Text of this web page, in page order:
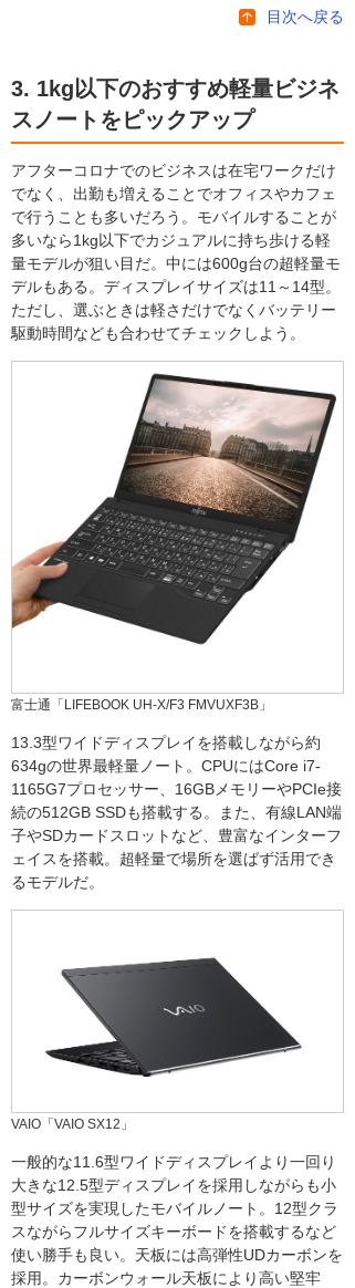
目次へ戻る
3. 1kg以下のおすすめ軽量ビジネ
スノートをピックアップ
アフターコロナでのビジネスは在宅ワークだけ
でなく、出勤も増えることでオフィスやカフェ
で行うことも多いだろう。モバイルすることが
多いなら1kg以下でカジュアルに持ち歩ける軽
量モデルが狙い目だ。中には600g台の超軽量モ
デルもある。ディスプレイサイズは11～14型。
ただし、選ぶときは軽さだけでなくバッテリー
駆動時間なども合わせてチェックしよう。
富士通「LIFEBOOK UH-X/F3 FMVUXF3B」
13.3型ワイドディスプレイを搭載しながら約
634gの世界最軽量ノート。CPUにはCore i7-
1165G7プロセッサー、16GBメモリーやPCIe接
続の512GB SSDも搭載する。また、有線LAN端
子やSDカードスロットなど、豊富なインターフ
ェイスを搭載。超軽量で場所を選ばず活用でき
るモデルだ。
VAIO「VAIO SX12」
一般的な11.6型ワイドディスプレイより一回り
大きな12.5型ディスプレイを採用しながらも小
型サイズを実現したモバイルノート。12型クラ
スながらフルサイズキーボードを搭載するなど
使い勝手も良い。天板には高弾性UDカーボンを
採用。カーボンウォール天板により高い堅牢